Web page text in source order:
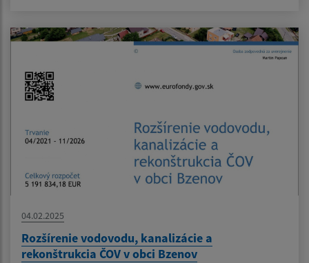
04.02.2025
Rozšírenie vodovodu, kanalizácie a
rekonštrukcia ČOV v obci Bzenov